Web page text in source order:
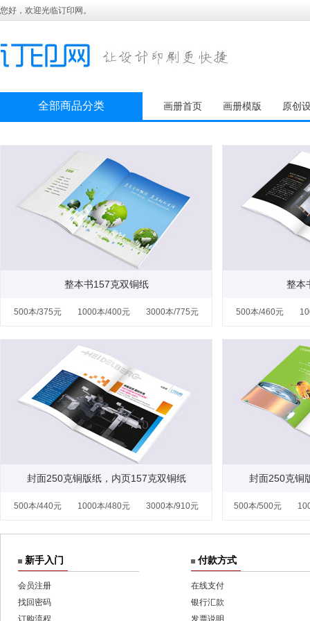
您好，欢迎光临订印网。
全部商品分类 画册首页 画册模版 原创
整本书157克双铜纸
500本/375元 1000本/400元 3000本/775元
整本
500本/460元
封面250克铜版纸，内页157克双铜纸
500本/440元 1000本/480元 3000本/910元
封面250克铜
500本/500元
新手入门
会员注册
找回密码
订购流程
付款方式
在线支付
银行汇款
发票说明